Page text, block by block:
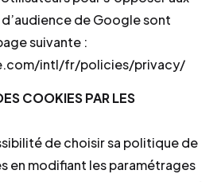
de Google sont
suivante :
intl/fr/policies/privacy/
COOKIES PAR LES
de choisir sa politique de
en modifiant les paramétrages